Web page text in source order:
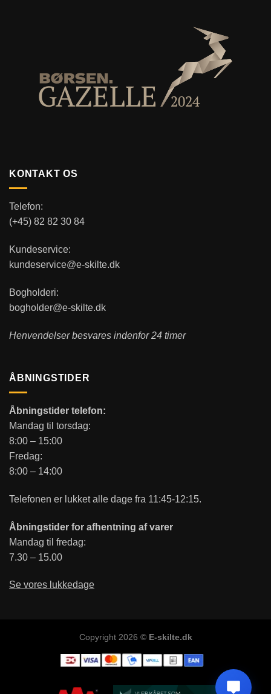
KONTAKT OS
Telefon:
(+45) 82 82 30 84
Kundeservice:
kundeservice@e-skilte.dk
Bogholderi:
bogholder@e-skilte.dk
Henvendelser besvares indenfor 24 timer
ÅBNINGSTIDER
Åbningstider telefon:
Mandag til torsdag:
8:00 – 15:00
Fredag:
8:00 – 14:00
Telefonen er lukket alle dage fra 11:45-12:15.
Åbningstider for afhentning af varer
Mandag til fredag:
7.30 – 15.00
Se vores lukkedage
Copyright 2026 © E-skilte.dk